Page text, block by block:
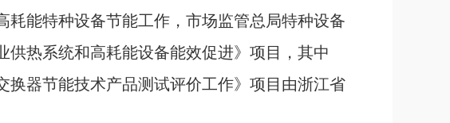
耗能特种设备节能工作，市场监管总局特种设备
热系统和高耗能设备能效促进》项目，其中
换器节能技术产品测试评价工作》项目由浙江省